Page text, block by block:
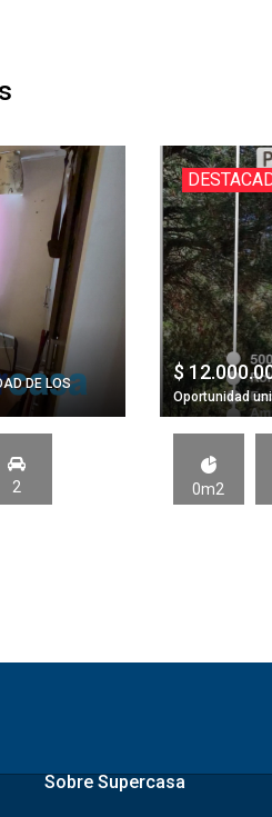
DE LOS
2
$
Oportunidad
0m2
Sobre Supercasa